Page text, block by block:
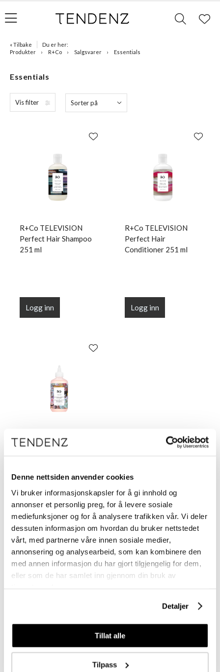
Denne nettsiden anvender cookies
Vi bruker informasjonskapsler for å gi innhold og
annonser et personlig preg, for å levere sosiale
mediefunksjoner og for å analysere trafikken vår. Vi deler
dessuten informasjon om hvordan du bruker nettstedet
vårt, med partnerne våre innen sosiale medier,
annonsering og analysearbeid, som kan kombinere den
med annen informasjon du har gjort tilgjengelig for dem,
eller som de har samlet inn gjennom din bruk av
Detaljer
Tillat alle
Tilpass
« Tilbake
Du er her:
Produkter
R+Co Salgsvarer Essentials
Essentials
Vis filter Sorter på
R+Co TELEVISION
Perfect Hair Shampoo
251 ml
Logg inn
R+Co TELEVISION
Perfect Hair
Conditioner 251 ml
Logg inn
R+Co TEACUP Detox
Logg inn
Meld deg på vårt nyhetsbrev